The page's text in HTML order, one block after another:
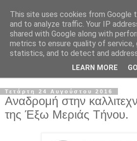
Τετάρτη 24 Αυγούστου 2016
Αναδρομή στην
της Έξω Μεριάς Τήνου.
This site uses cookies from Google
and to analyze traffic. Your IP
shared with Google along with
metrics to ensure quality of service,
statistics, and to detect and
LEARN MORE